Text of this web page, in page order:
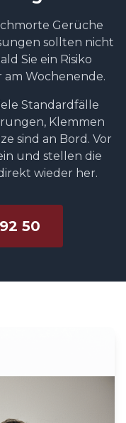
Gerüche
sollten nicht
Sie ein Risiko
Wochenende.
Standardfälle
Klemmen
sind an Bord. Vor
und stellen die
wieder her.
50